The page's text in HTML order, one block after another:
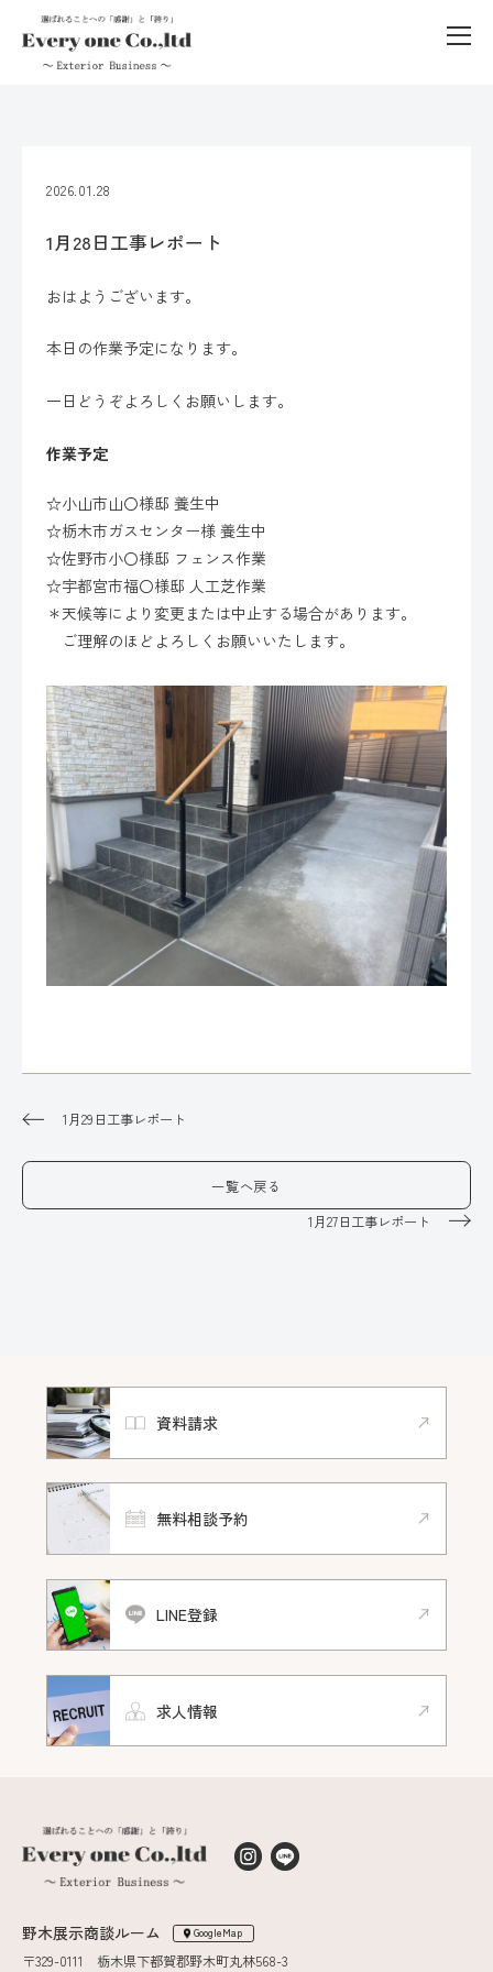
2026.01.28
1月28日工事レポート
おはようございます。
本日の作業予定になります。
一日どうぞよろしくお願いします。
作業予定
☆小山市山〇様邸 養生中
☆栃木市ガスセンター様 養生中
☆佐野市小〇様邸 フェンス作業
☆宇都宮市福〇様邸 人工芝作業
＊天候等により変更または中止する場合があります。
ご理解のほどよろしくお願いいたします。
1月29日工事レポート
一覧へ戻る
1月27日工事レポート
資料請求
無料相談予約
LINE登録
求人情報
野木展示商談ルーム GoogleMap
〒329-0111 栃木県下都賀郡野木町丸林568-3